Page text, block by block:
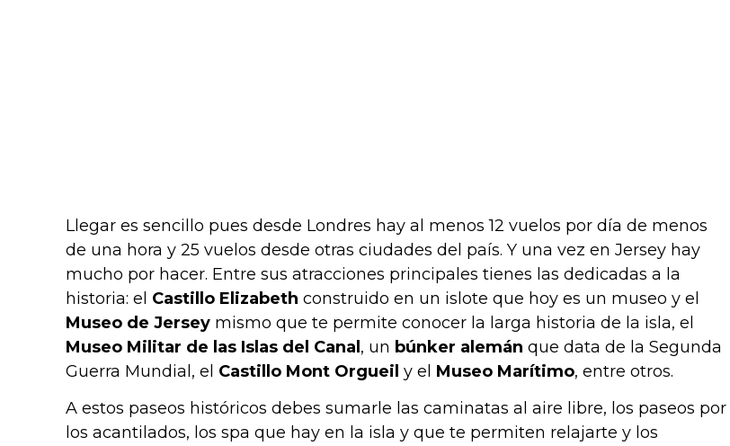
Llegar es sencillo pues desde Londres hay al menos 12 vuelos por día de menos
de una hora y 25 vuelos desde otras ciudades del país. Y una vez en Jersey hay
mucho por hacer. Entre sus atracciones principales tienes las dedicadas a la
historia: el Castillo Elizabeth construido en un islote que hoy es un museo y el
Museo de Jerseymismo que te permite conocer la larga historia de la isla, el
Museo Militar de las Islas del Canal , un búnker alemán que data de la Segunda
Guerra Mundial, el Castillo Mont Orgueil y el Museo Marítimo, entre otros.
A estos paseos históricos debes sumarle las caminatas al aire libre, los paseos por
los acantilados, los spa que hay en la isla y que te permiten relajarte y los